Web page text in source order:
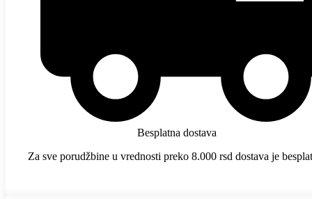
Besplatna dostava
Za sve porudžbine u vrednosti preko 8.000 rsd dostava je